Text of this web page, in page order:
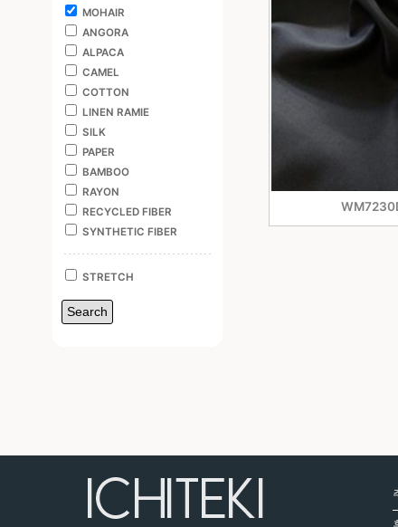
MOHAIR
ANGORA
ALPACA
CAMEL
COTTON
LINEN RAMIE
SILK
PAPER
BAMBOO
RAYON
RECYCLED FIBER
SYNTHETIC FIBER
STRETCH